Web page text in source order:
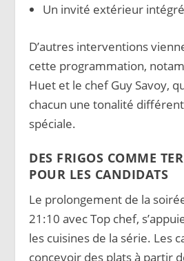
Un invité extérieur
D’autres interventions
cette programmation,
Huet et le chef Guy Savoy,
chacun une tonalité
spéciale.
DES FRIGOS COMME
POUR LES CANDIDATS
Le prolongement de la
21:10 avec Top chef,
les cuisines de la série. Les
concevoir des plats à partir